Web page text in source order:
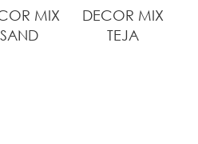
MIX
SAND
DECOR MIX
TEJA